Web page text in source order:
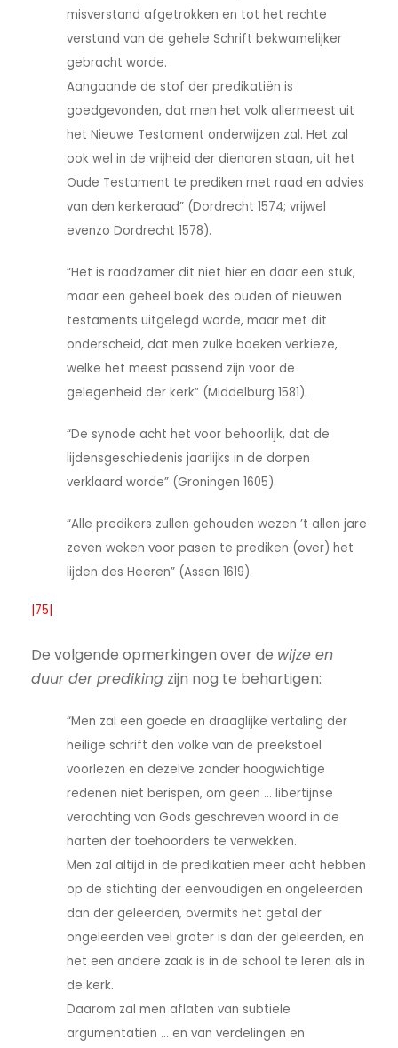
misverstand afgetrokken en tot het rechte
verstand van de gehele Schrift bekwamelijker
gebracht worde.
Aangaande de stof der predikatiën is
goedgevonden, dat men het volk allermeest uit
het Nieuwe Testament onderwijzen zal. Het zal
ook wel in de vrijheid der dienaren staan, uit het
Oude Testament te prediken met raad en advies
van den kerkeraad” (Dordrecht 1574; vrijwel
evenzo Dordrecht 1578).
“Het is raadzamer dit niet hier en daar een stuk,
maar een geheel boek des ouden of nieuwen
testaments uitgelegd worde, maar met dit
onderscheid, dat men zulke boeken verkieze,
welke het meest passend zijn voor de
gelegenheid der kerk” (Middelburg 1581).
“De synode acht het voor behoorlijk, dat de
lijdensgeschiedenis jaarlijks in de dorpen
verklaard worde” (Groningen 1605).
“Alle predikers zullen gehouden wezen ’t allen jare
zeven weken voor pasen te prediken (over) het
lijden des Heeren” (Assen 1619).
|75|
De volgende opmerkingen over de wijze en
duur der prediking zijn nog te behartigen:
“Men zal een goede en draaglijke vertaling der
heilige schrift den volke van de preekstoel
voorlezen en dezelve zonder hoogwichtige
redenen niet berispen, om geen ... libertijnse
verachting van Gods geschreven woord in de
harten der toehoorders te verwekken.
Men zal altijd in de predikatiën meer acht hebben
op de stichting der eenvoudigen en ongeleerden
dan der geleerden, overmits het getal der
ongeleerden veel groter is dan der geleerden, en
het een andere zaak is in de school te leren als in
de kerk.
Daarom zal men aflaten van subtiele
argumentatiën ... en van verdelingen en